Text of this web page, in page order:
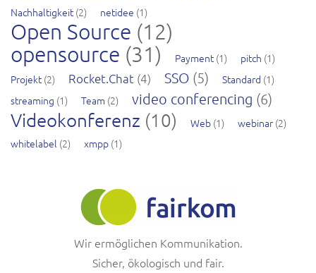
Nachhaltigkeit(2) netidee (1)
Open Source (12)
opensource (31) Payment(1) pitch (1)
Projekt(2) Rocket.Chat (4) SSO (5) Standard (1)
streaming (1) Team (2) video conferencing (6)
Videokonferenz (10) Web (1) webinar (2)
whitelabel (2) xmpp (1)
Wir ermöglichen Kommunikation.
Sicher, ökologisch und fair.